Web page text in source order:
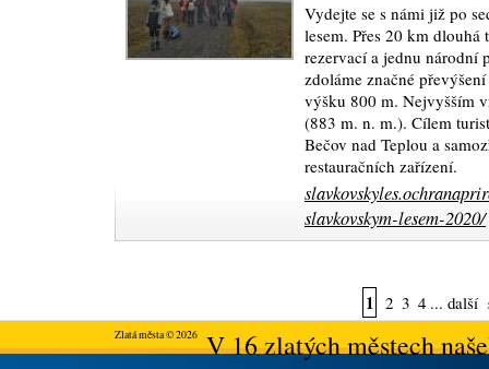
Vydejte se s námi již po
lesem. Přes 20 km dlouhá
rezervací a jednu národní
zdoláme značné
výšku 800 m. Nejvyšším
(883 m. n. m.). Cílem
Bečov nad Teplou a
restauračních zařízení.
slavkovskym-lesem-2020/
1 2 3 4 ... další
Zlatá města © 2026V 16 zlatých městech